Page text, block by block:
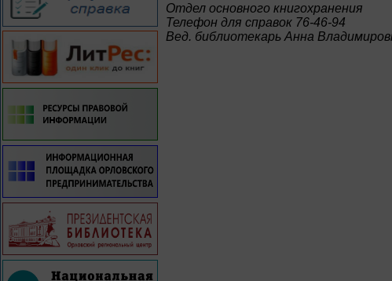
Отдел основного книгохранения
Телефон для справок 76-46-94
Вед. библиотекарь Анна